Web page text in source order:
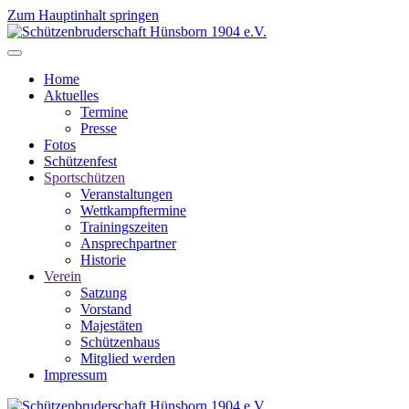
Zum Hauptinhalt springen
Home
Aktuelles
Termine
Presse
Fotos
Schützenfest
Sportschützen
Veranstaltungen
Wettkampftermine
Trainingszeiten
Ansprechpartner
Historie
Verein
Satzung
Vorstand
Majestäten
Schützenhaus
Mitglied werden
Impressum